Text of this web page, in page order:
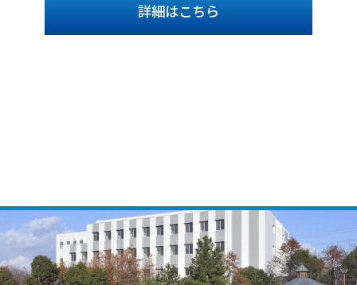
詳細はこちら